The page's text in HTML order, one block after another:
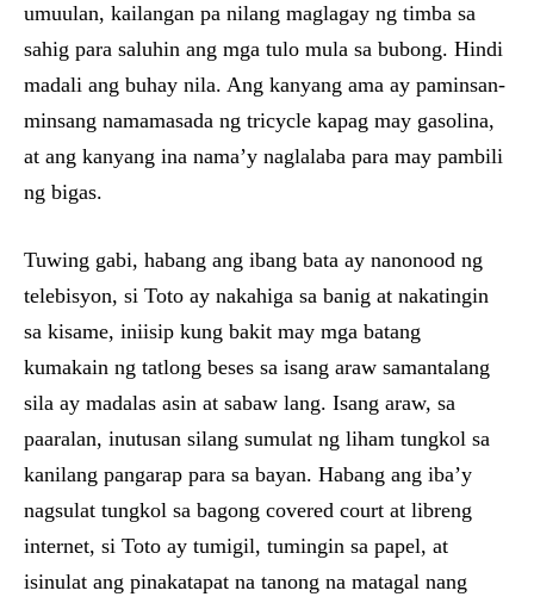
umuulan, kailangan pa nilang maglagay ng timba sa
sahig para saluhin ang mga tulo mula sa bubong. Hindi
madali ang buhay nila. Ang kanyang ama ay paminsan-
minsang namamasada ng tricycle kapag may gasolina,
at ang kanyang ina nama’y naglalaba para may pambili
ng bigas.
Tuwing gabi, habang ang ibang bata ay nanonood ng
telebisyon, si Toto ay nakahiga sa banig at nakatingin
sa kisame, iniisip kung bakit may mga batang
kumakain ng tatlong beses sa isang araw samantalang
sila ay madalas asin at sabaw lang. Isang araw, sa
paaralan, inutusan silang sumulat ng liham tungkol sa
kanilang pangarap para sa bayan. Habang ang iba’y
nagsulat tungkol sa bagong covered court at libreng
internet, si Toto ay tumigil, tumingin sa papel, at
isinulat ang pinakatapat na tanong na matagal nang